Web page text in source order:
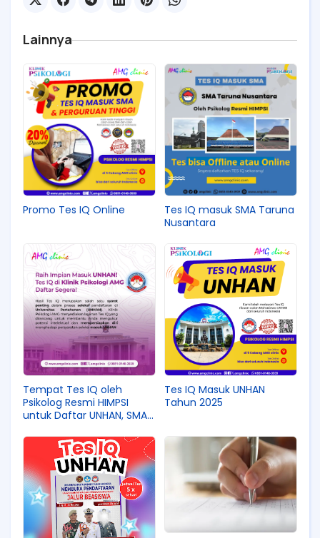
Lainnya
Promo Tes IQ Online
Tes IQ masuk SMA Taruna
Nusantara
Tempat Tes IQ oleh
Psikolog Resmi HIMPSI
untuk Daftar UNHAN, SMA
Dirgantara dll
Tes IQ Masuk UNHAN
Tahun 2025